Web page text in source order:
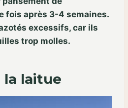
fois après 3-4 semaines.
excessifs, car ils
trop molles.
la laitue